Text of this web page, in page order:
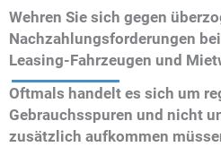
Wehren Sie sich gegen
Nachzahlungsforderungen
Leasing-Fahrzeugen und
Oftmals handelt es sich um
Gebrauchsspuren und nicht
zusätzlich aufkommen